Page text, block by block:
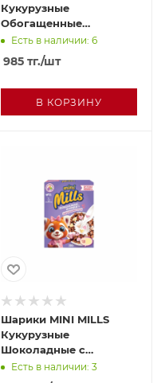
Кукурузные
Обогащенные
витаминами и железом
200г кор
Есть в наличии: 6
985 тг./шт
В КОРЗИНУ
Шарики MINI MILLS
Кукурузные
Шоколадные с
маршмеллоу 200г кор
Есть в наличии: 3